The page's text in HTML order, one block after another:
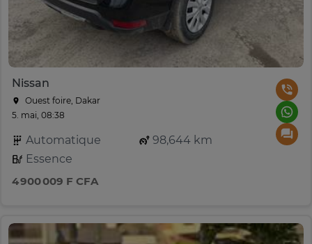
Nissan
Ouest foire, Dakar
5. mai, 08:38
Automatique
98,644 km
Essence
4 900 009 F CFA